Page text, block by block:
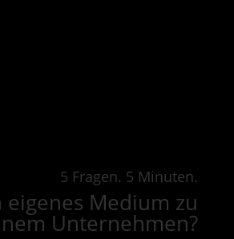
5 Fragen. 5 Minuten.
eigenes Medium zu
Unternehmen?